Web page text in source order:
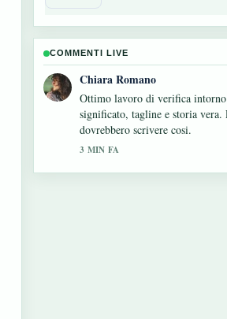
COMMENTI LIVE
Luca Conti
Ottima analisi di Lei è troppo
Trama, Cast.... E la sintesi piu
abbia visto oggi.
5 MIN FA